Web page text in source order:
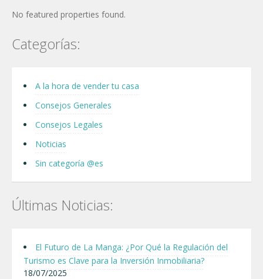
No featured properties found.
Categorías:
A la hora de vender tu casa
Consejos Generales
Consejos Legales
Noticias
Sin categoría @es
Últimas Noticias:
El Futuro de La Manga: ¿Por Qué la Regulación del
Turismo es Clave para la Inversión Inmobiliaria?
18/07/2025